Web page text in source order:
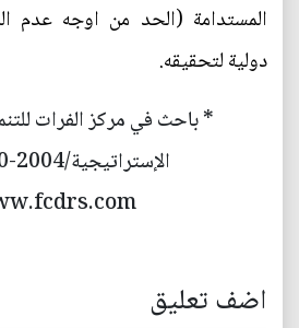
المستدامة (الحد من اوجه عدم
دولية لتحقيقه.
* باحث في مركز الفرات
الإستراتيجية/2004-Ⓒ2020
اضف تعليق